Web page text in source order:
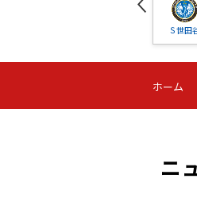
Ｓ世田
-
第16
試合結果
ホーム
ニ